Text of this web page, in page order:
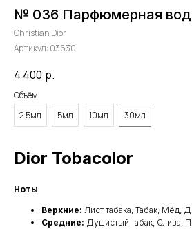
№ 036 Парфюмерная
Christian Dior
Артикул: 03630
4 400 р.
Объём
2.5мл
5мл 10мл 30мл
Dior Tobacolor
Ноты
Верхние: Лист табака, Табак, Мёд,
Средние: Душистый табак, Слива,